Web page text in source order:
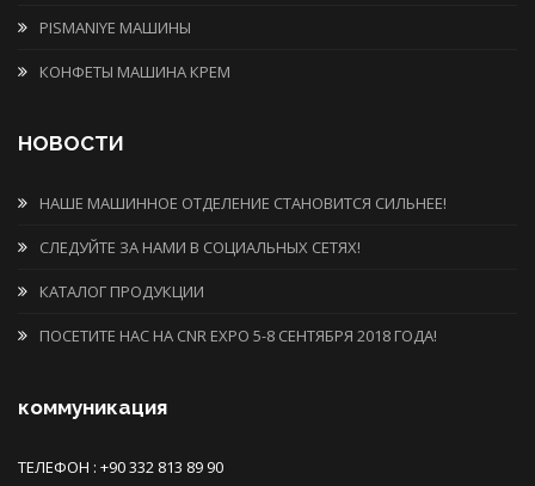
PISMANIYE МАШИНЫ
КОНФЕТЫ МАШИНА КРЕМ
НОВОСТИ
НАШЕ МАШИННОЕ ОТДЕЛЕНИЕ СТАНОВИТСЯ СИЛЬНЕЕ!
СЛЕДУЙТЕ ЗА НАМИ В СОЦИАЛЬНЫХ СЕТЯХ!
КАТАЛОГ ПРОДУКЦИИ
ПОСЕТИТЕ НАС НА CNR EXPO 5-8 СЕНТЯБРЯ 2018 ГОДА!
коммуникация
ТЕЛЕФОН : +90 332 813 89 90